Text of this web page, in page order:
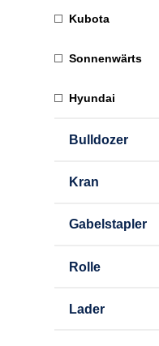
Kubota
Sonnenwärts
Hyundai
Bulldozer
Kran
Gabelstapler
Rolle
Lader